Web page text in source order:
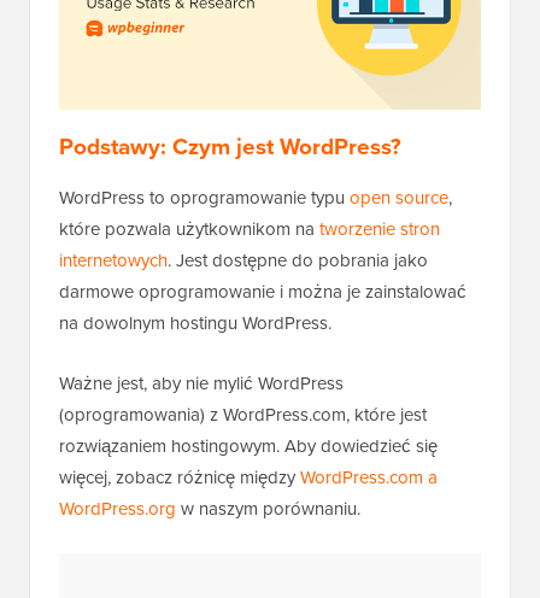
Podstawy: Czym jest WordPress?
WordPress to oprogramowanie typu open source,
które pozwala użytkownikom na tworzenie stron
internetowych. Jest dostępne do pobrania jako
darmowe oprogramowanie i można je zainstalować
na dowolnym hostingu WordPress.
Ważne jest, aby nie mylić WordPress
(oprogramowania) z WordPress.com, które jest
rozwiązaniem hostingowym. Aby dowiedzieć się
więcej, zobacz różnicę międzyWordPress.com a
WordPress.org w naszym porównaniu.